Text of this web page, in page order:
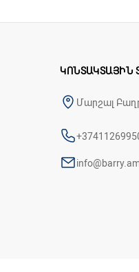
ԿՈՆՏԱԿՏԱՅԻՆ
Մարշալ